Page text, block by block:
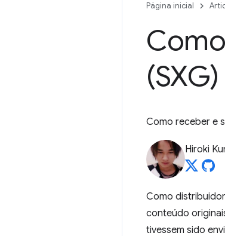
Página inicial
Como receber e
Hiroki
Como
conteúdo
tivessem sido